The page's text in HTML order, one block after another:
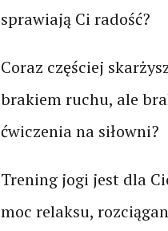
sprawiają Ci radość?
Coraz częściej
brakiem ruchu, ale
ćwiczenia na siłowni?
Trening jogi jest dla
moc relaksu,